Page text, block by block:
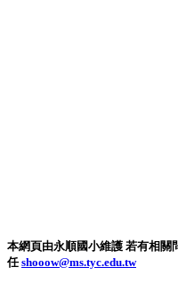
本網頁由永順國小維護 若有相關
任shooow@ms.tyc.edu.tw